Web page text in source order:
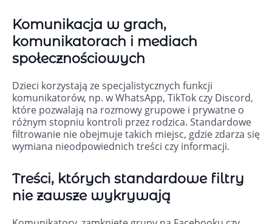
Komunikacja w grach,
komunikatorach i mediach
społecznościowych
Dzieci korzystają ze specjalistycznych funkcji
komunikatorów, np. w WhatsApp, TikTok czy Discord,
które pozwalają na rozmowy grupowe i prywatne o
różnym stopniu kontroli przez rodzica. Standardowe
filtrowanie nie obejmuje takich miejsc, gdzie zdarza się
wymiana nieodpowiednich treści czy informacji.
Treści, których standardowe filtry
nie zawsze wykrywają